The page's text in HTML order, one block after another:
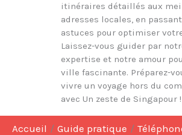
itinéraires détaillés aux
adresses locales, en
astuces pour optimiser
Laissez-vous guider par
expertise et notre amour
ville fascinante. Préparez-
vivre un voyage hors du
avec Un zeste de Singapour !
Accueil Guide pratique